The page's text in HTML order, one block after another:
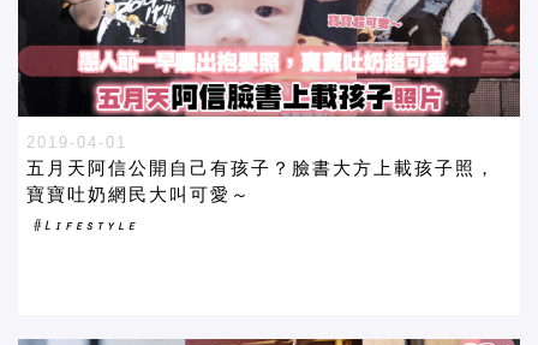
2019-04-01
五月天阿信公開自己有孩子？臉書大方上載孩子照，
寶寶吐奶網民大叫可愛～